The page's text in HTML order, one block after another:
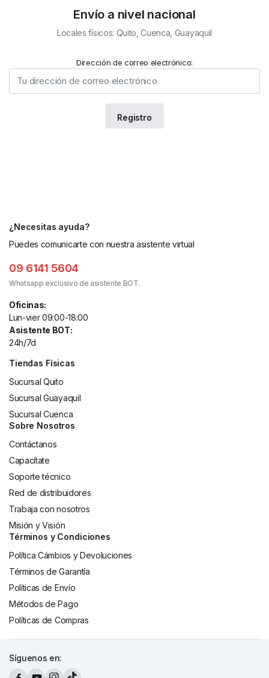
Envío a nivel nacional
Locales físicos: Quito, Cuenca, Guayaquil
Dirección de correo electrónico:
¿Necesitas ayuda?
Puedes comunicarte con nuestra asistente virtual
09 6141 5604
Whatsapp exclusivo de asistente BOT.
Oficinas:
Lun-vier 09:00-18:00
Asistente BOT:
24h/7d
Tiendas Físicas
Sucursal Quito
Sucursal Guayaquil
Sucursal Cuenca
Sobre Nosotros
Contáctanos
Capacítate
Soporte técnico
Red de distribuidores
Trabaja con nosotros
Misión y Visión
Términos y Condiciones
Política Cámbios y Devoluciones
Términos de Garantía
Políticas de Envío
Métodos de Pago
Políticas de Compras
Síguenos en: